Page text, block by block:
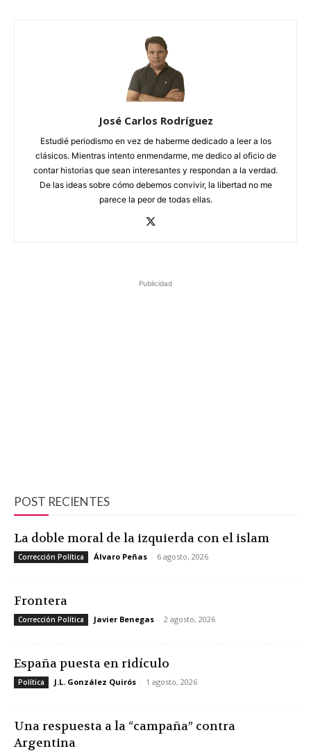
José Carlos Rodríguez
Estudié periodismo en vez de haberme dedicado a leer a los
clásicos. Mientras intento enmendarme, me dedico al oficio de
contar historias que sean interesantes y respondan a la verdad.
De las ideas sobre cómo debemos convivir, la libertad no me
parece la peor de todas ellas.
Publicidad
POST RECIENTES
La doble moral de la izquierda con el islam
Corrección Política Álvaro Peñas - 6 agosto, 2026
Frontera
Corrección Política Javier Benegas - 2 agosto, 2026
España puesta en ridículo
Política J.L. González Quirós - 1 agosto, 2026
Una respuesta a la “campaña” contra
Argentina